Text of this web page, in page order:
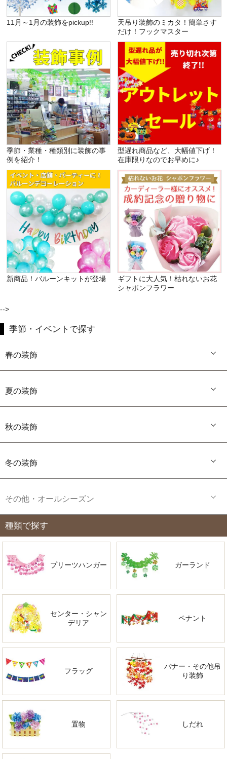
11月～1月の装飾をpickup!!
天吊り装飾のミカタ！簡単さす
だけ！フックマスター
季節・業種・種類別に装飾の事
例を紹介！
型遅れ商品など、大幅値下げ！
在庫限りなのでお早めに♪
新商品！バルーンキットが登場
ギフトに大人気！枯れないお花
シャボンフラワー
-->
季節・イベントで探す
春の装飾
夏の装飾
秋の装飾
冬の装飾
その他・オールシーズン
種類で探す
プリーツハンガー ガーランド
センター・シャン
デリア
ペナント
フラッグ
バナー・その他吊
り装飾
置物 しだれ